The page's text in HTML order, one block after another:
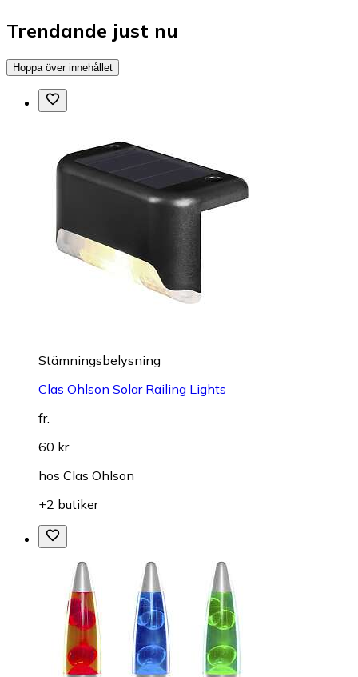
Trendande just nu
Hoppa över innehållet
Stämningsbelysning
Clas Ohlson Solar Railing Lights
fr.
60 kr
hos Clas Ohlson
+2 butiker